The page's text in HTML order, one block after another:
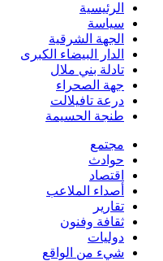
الرئيسية
سياسة
الجهة الشرقية
الدار البيضاء الكبرى
تادلة بني ملال
جهة الصحراء
درعة تافيلالت
طنجة الحسيمة
مجتمع
حوادث
اقتصاد
أصداء الملاعب
تقارير
ثقافة وفنون
دوليات
شيء من الواقع